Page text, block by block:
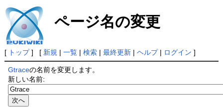
ページ名の変更
[ トップ] [ 新規 | 一覧| 検索| 最終更新| ヘルプ| ログイン ]
Gtraceの名前を変更します。
新しい名前: